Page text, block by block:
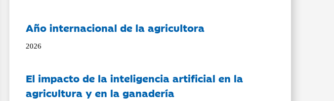
Año internacional de la agricultora
2026
El impacto de la inteligencia artificial en la
agricultura y en la ganadería